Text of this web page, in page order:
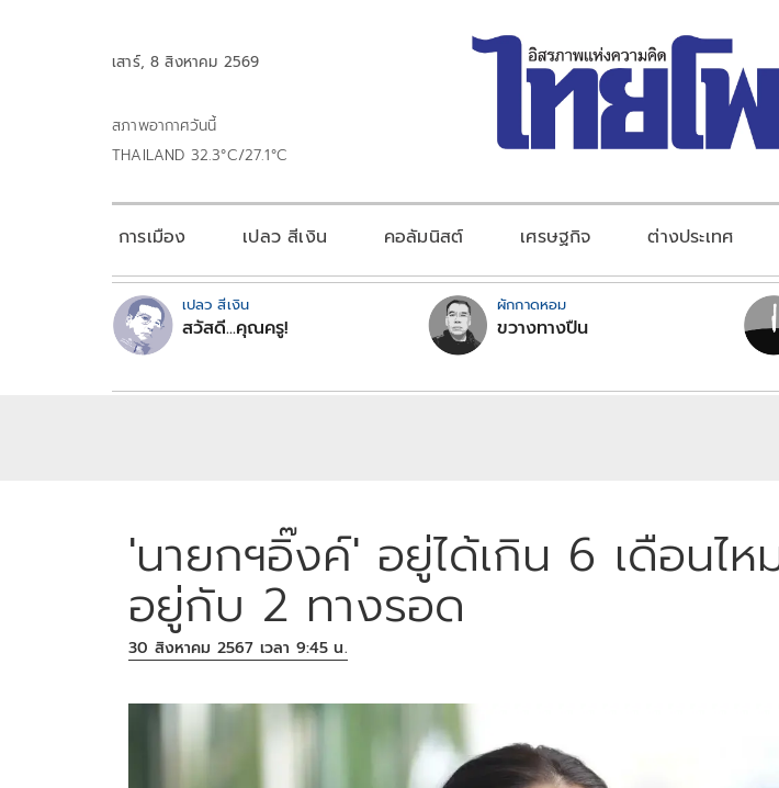
เสาร์, 8 สิงหาคม 2569
สภาพอากาศวันนี้
THAILAND 32.3°C/27.1°C
การเมือง เปลว สีเงิน คอลัมนิสต์ เศรษฐกิจ ต่างประเทศ
เปลว สีเงิน
สวัสดี...คุณครู!
ผักกาดหอม
ขวางทางปืน
'นายกฯอิ๊งค์' อยู่ได้เกิน 6 เดือนไห
อยู่กับ 2 ทางรอด
30 สิงหาคม 2567 เวลา 9:45 น.